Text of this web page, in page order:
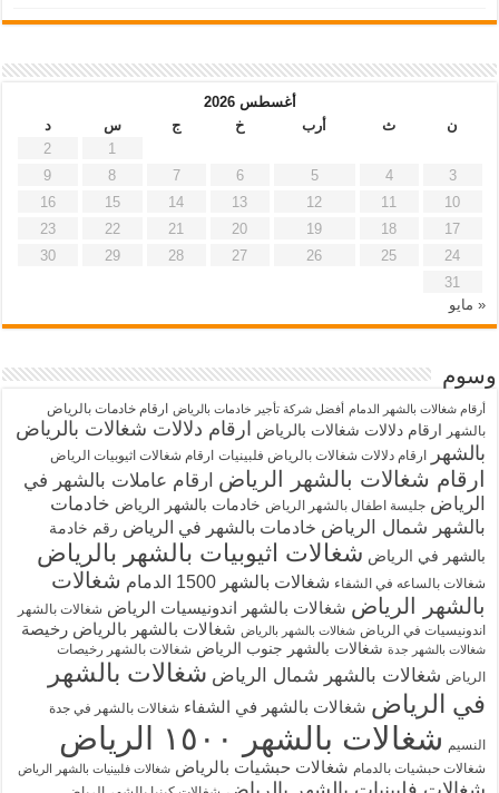
أغسطس 2026
ن
ث أرب خ ج س
د
1
2
3
4
5
6
7
8
9
10
11
12
13
14
15
16
17
18
19
20
21
22
23
24
25
26
27
28
29
30
31
« مايو
وسوم
أرقام شغالات بالشهر الدمام أفضل شركة تأجير خادمات بالرياض
ارقام خادمات بالرياض
بالشهر
ارقام دلالات شغالات بالرياض ارقام دلالات شغالات بالرياض
بالشهر
ارقام دلالات شغالات بالرياض فلبينيات ارقام شغالات اثيوبيات الرياض
ارقام شغالات بالشهر الرياض ارقام عاملات بالشهر في
الرياض جليسة اطفال بالشهر الرياض خادمات بالشهر الرياض خادمات
بالشهر شمال الرياض خادمات بالشهر في الرياض رقم خادمة
بالشهر في الرياض شغالات اثيوبيات بالشهر بالرياض
شغالات بالساعه في الشفاء شغالات بالشهر 1500 الدمام
شغالات
بالشهر الرياض شغالات بالشهر اندونيسيات الرياض شغالات بالشهر
اندونيسيات في الرياض شغالات بالشهر بالرياض شغالات بالشهر بالرياض رخيصة
شغالات بالشهر جدة شغالات بالشهر جنوب الرياض شغالات بالشهر رخيصات
الرياض شغالات بالشهر شمال الرياض شغالات بالشهر
في الرياض شغالات بالشهر في الشفاء شغالات بالشهر في جدة
النسيم شغالات بالشهر ١٥٠٠ الرياض
شغالات حبشيات بالدمام شغالات حبشيات بالرياض شغالات فلبينيات بالشهر الرياض